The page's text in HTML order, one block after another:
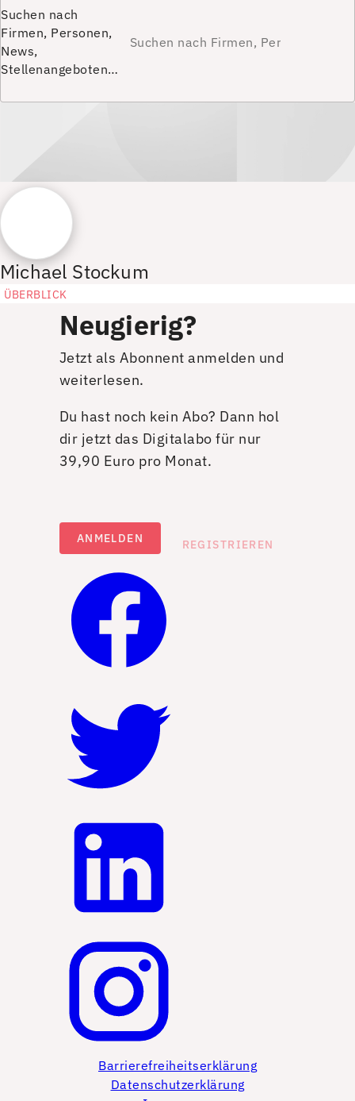
Suchen nach
Firmen, Personen,
News,
Stellenangeboten…
Michael Stockum
ÜBERBLICK
Neugierig?
Jetzt als Abonnent anmelden und
weiterlesen.
Du hast noch kein Abo? Dann hol
dir jetzt das Digitalabo für nur
39,90 Euro pro Monat.
ANMELDEN REGISTRIEREN
Barrierefreiheitserklärung
Datenschutzerklärung